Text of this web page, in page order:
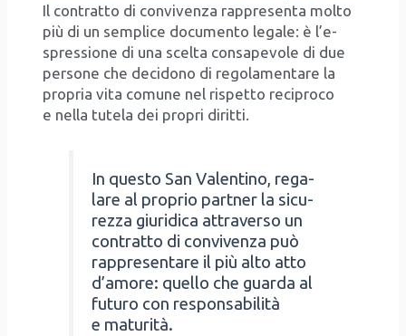
Il con­trat­to di con­vi­ven­za rap­pre­sen­ta mol­to
più di un sem­pli­ce docu­men­to lega­le: è l’e­
spres­sio­ne di una scel­ta con­sa­pe­vo­le di due
per­so­ne che deci­do­no di rego­la­men­ta­re la
pro­pria vita comu­ne nel rispet­to reci­pro­co
e nel­la tute­la dei pro­pri dirit­ti.
In que­sto San Valen­ti­no, rega­
la­re al pro­prio part­ner la sicu­
rez­za giu­ri­di­ca attra­ver­so un
con­trat­to di con­vi­ven­za può
rap­pre­sen­ta­re il più alto atto
d’a­mo­re: quel­lo che guar­da al
futu­ro con respon­sa­bi­li­tà
e matu­ri­tà.